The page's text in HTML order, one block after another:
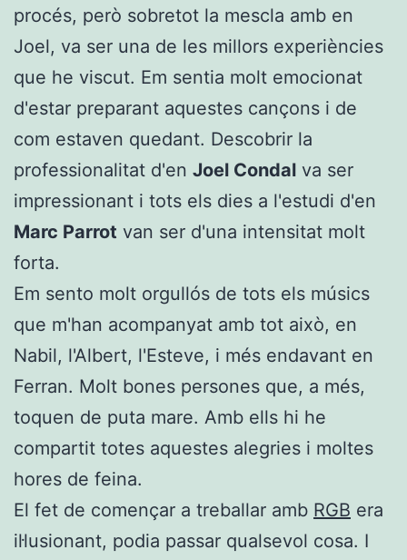
procés, però sobretot la mescla amb en
Joel, va ser una de les millors experiències
que he viscut. Em sentia molt emocionat
d'estar preparant aquestes cançons i de
com estaven quedant. Descobrir la
professionalitat d'en Joel Condal va ser
impressionant i tots els dies a l'estudi d'en
Marc Parrot van ser d'una intensitat molt
forta.
Em sento molt orgullós de tots els músics
que m'han acompanyat amb tot això, en
Nabil, l'Albert, l'Esteve, i més endavant en
Ferran. Molt bones persones que, a més,
toquen de puta mare. Amb ells hi he
compartit totes aquestes alegries i moltes
hores de feina.
El fet de començar a treballar amb RGB era
il·lusionant, podia passar qualsevol cosa. I